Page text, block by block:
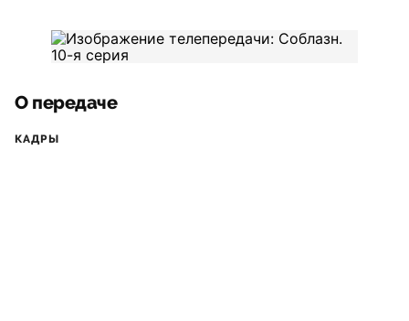
О передаче
КАДРЫ